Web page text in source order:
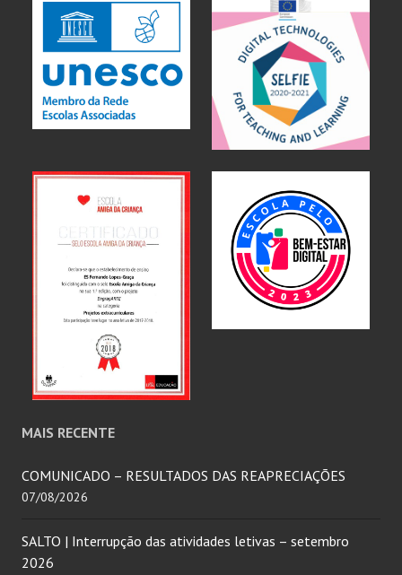
MAIS RECENTE
COMUNICADO – RESULTADOS DAS REAPRECIAÇÕES
07/08/2026
SALTO | Interrupção das atividades letivas – setembro
2026